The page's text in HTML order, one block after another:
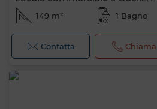
149 m² 1 Bagno
Contatta Chiama